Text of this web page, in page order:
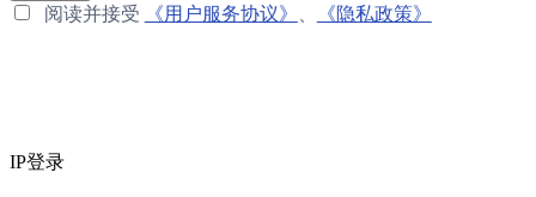
阅读并接受 《用户服务协议》 《隐私政策》
IP登录